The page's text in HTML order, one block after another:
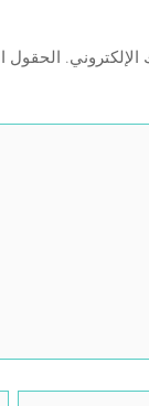
الحقول